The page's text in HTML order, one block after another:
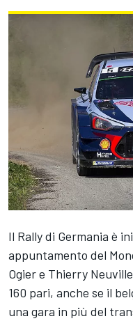
Il Rally di Germania è
appuntamento del
Ogier e Thierry
160 pari, anche se il
una gara in più del